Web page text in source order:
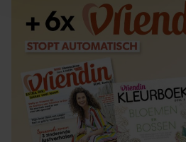
en om ons websiteverkeer te
informatie over uw gebruik van
partners voor social media,
partners kunnen deze gegevens
informatie die u aan ze heeft
verzameld op basis van uw
gaat akkoord met onze cookies
gebruiken.